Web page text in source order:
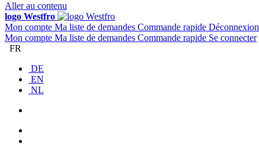
Aller au contenu
logo Westfro
Mon compte Ma liste de demandes Commande rapide Déconnexion
Mon compte Ma liste de demandes Commande rapide Se connecter
FR
DE
EN
NL